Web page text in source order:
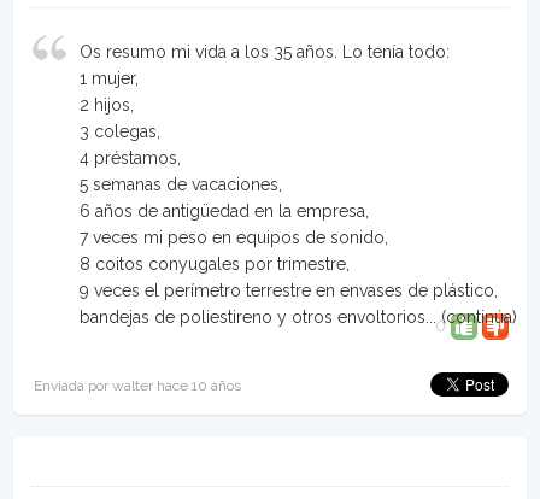
Os resumo mi vida a los 35 años. Lo tenía todo:
1 mujer,
2 hijos,
3 colegas,
4 préstamos,
5 semanas de vacaciones,
6 años de antigüedad en la empresa,
7 veces mi peso en equipos de sonido,
8 coitos conyugales por trimestre,
9 veces el perímetro terrestre en envases de plástico,
bandejas de poliestireno y otros envoltorios...(continúa)
0
Enviada por walter hace 10 años